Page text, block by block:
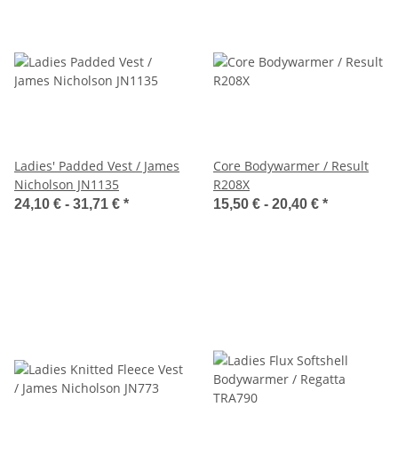
Ladies' Padded Vest / James
Nicholson JN1135
24,10 € - 31,71 € *
Core Bodywarmer / Result
R208X
15,50 € - 20,40 € *